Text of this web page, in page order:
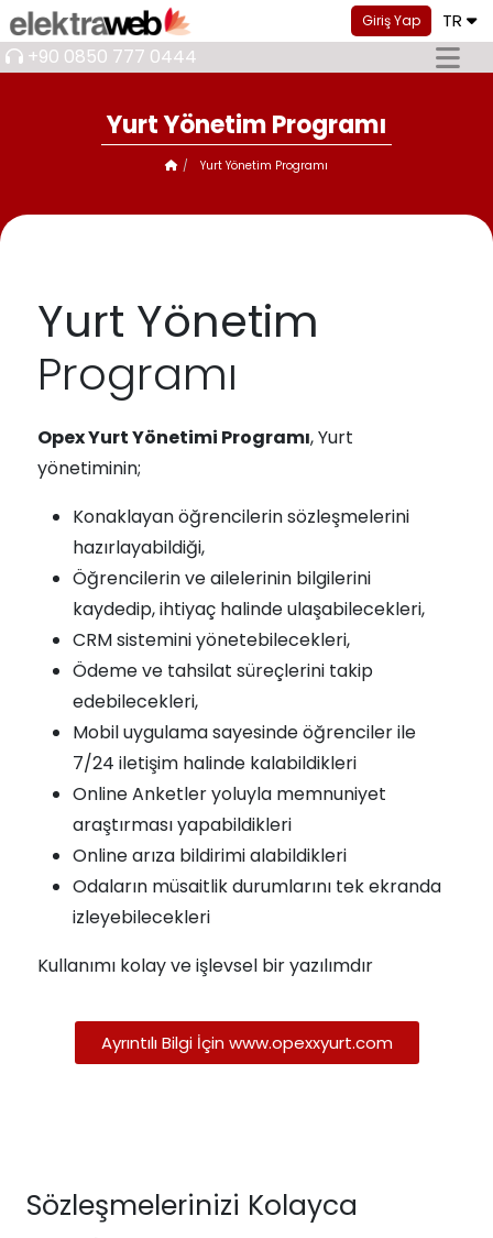
Giriş Yap TR
+90 0850 777 0444
Yurt Yönetim Programı
Yurt Yönetim Programı
Yurt Yönetim
Programı
Opex Yurt Yönetimi Programı, Yurt
yönetiminin;
Konaklayan öğrencilerin sözleşmelerini
hazırlayabildiği,
Öğrencilerin ve ailelerinin bilgilerini
kaydedip, ihtiyaç halinde ulaşabilecekleri,
CRM sistemini yönetebilecekleri,
Ödeme ve tahsilat süreçlerini takip
edebilecekleri,
Mobil uygulama sayesinde öğrenciler ile
7/24 iletişim halinde kalabildikleri
Online Anketler yoluyla memnuniyet
araştırması yapabildikleri
Online arıza bildirimi alabildikleri
Odaların müsaitlik durumlarını tek ekranda
izleyebilecekleri
Kullanımı kolay ve işlevsel bir yazılımdır
Ayrıntılı Bilgi İçin www.opexxyurt.com
Sözleşmelerinizi Kolayca